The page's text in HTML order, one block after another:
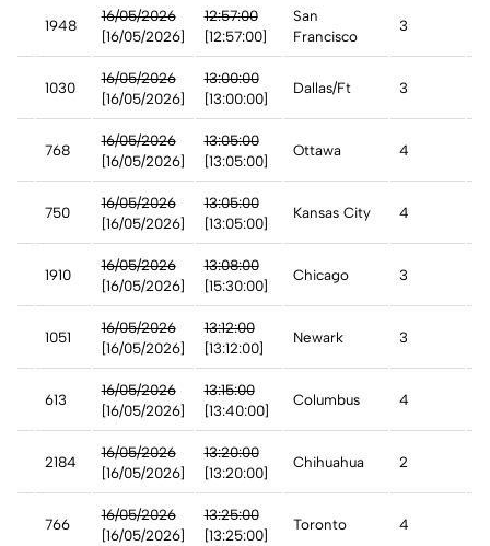
1948
16/05/2026
[16/05/2026]
12:57:00
[12:57:00]
San
Francisco
3
1030
16/05/2026
[16/05/2026]
13:00:00
[13:00:00]
Dallas/Ft 3
768
16/05/2026
[16/05/2026]
13:05:00
[13:05:00]
Ottawa 4
750
16/05/2026
[16/05/2026]
13:05:00
[13:05:00]
Kansas City 4
1910
16/05/2026
[16/05/2026]
13:08:00
[15:30:00]
Chicago 3
1051
16/05/2026
[16/05/2026]
13:12:00
[13:12:00]
Newark 3
613
16/05/2026
[16/05/2026]
13:15:00
[13:40:00]
Columbus 4
2184
16/05/2026
[16/05/2026]
13:20:00
[13:20:00]
Chihuahua 2
766
16/05/2026
[16/05/2026]
13:25:00
[13:25:00]
Toronto 4